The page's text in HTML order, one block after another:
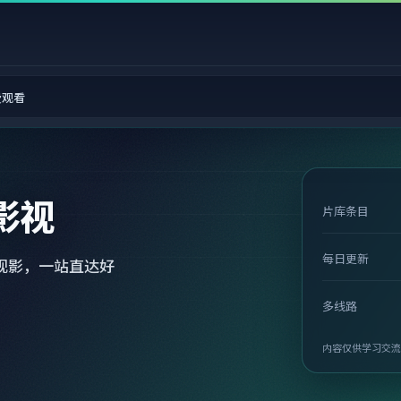
看
视
影，一站直达好
片库条目
每日更新
多线路
内容仅供学习交